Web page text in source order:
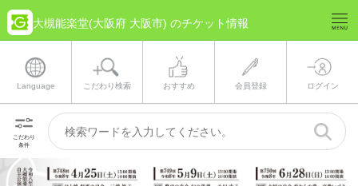
大槻能楽堂(大阪府 大阪市) のチケット情報
Language こだわり検索 おすすめ 会員登録 ログイン
こだわり
条件